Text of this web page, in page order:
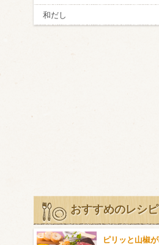
和だし
おすすめのレシピ